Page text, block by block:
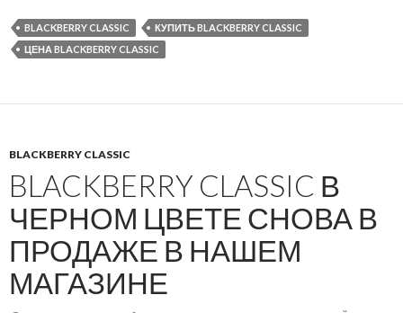
BLACKBERRY CLASSIC
КУПИТЬ BLACKBERRY CLASSIC
ЦЕНА BLACKBERRY CLASSIC
BLACKBERRY CLASSIC
BLACKBERRY CLASSIC В
ЧЕРНОМ ЦВЕТЕ СНОВА В
ПРОДАЖЕ В НАШЕМ
МАГАЗИНЕ